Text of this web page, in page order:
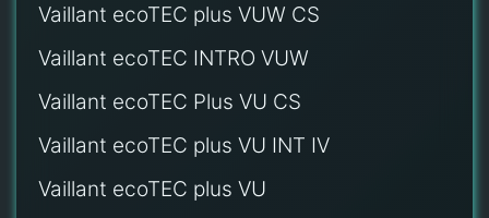
Vaillant ecoTEC plus VUW CS
Vaillant ecoTEC INTRO VUW
Vaillant ecoTEC Plus VU CS
Vaillant ecoTEC plus VU INT IV
Vaillant ecoTEC plus VU